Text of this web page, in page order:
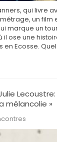
qui livre
un film
marque un
ose une
en Ecosse.
mélancolie »